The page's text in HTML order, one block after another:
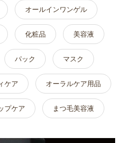
オールインワンゲル
化粧品 美容液
パック マスク
ケア オーラルケア用品
プケア まつ毛美容液